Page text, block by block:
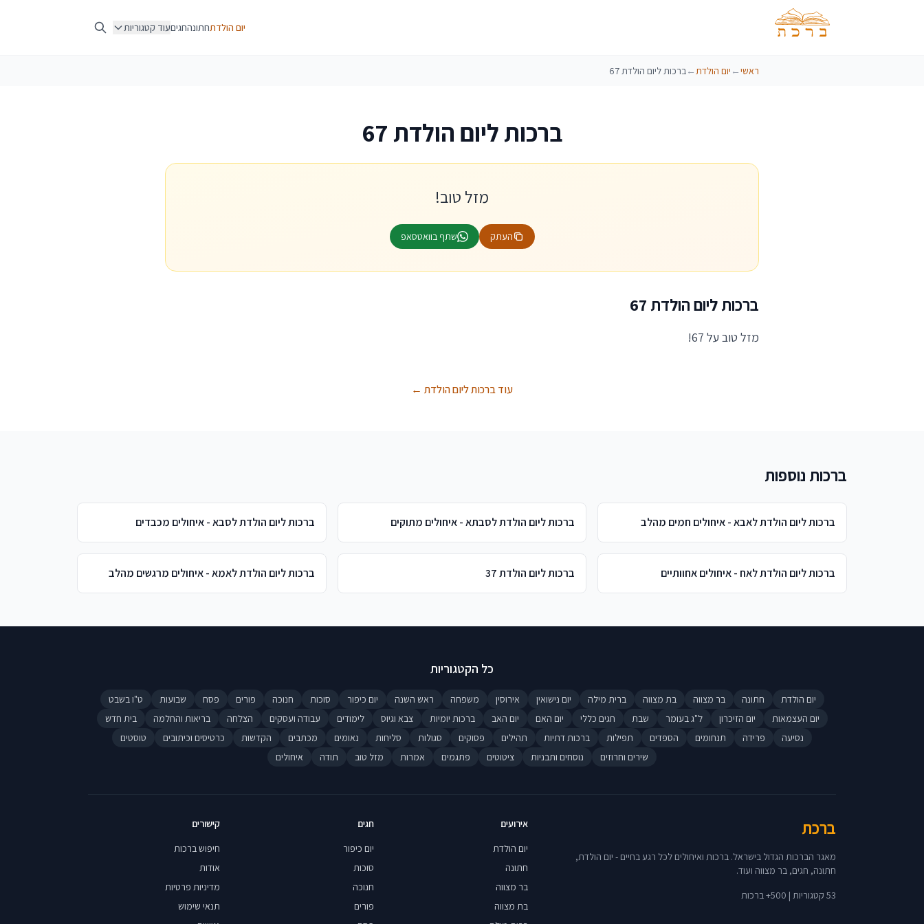
יום הולדתחתונהחגיםעוד קטגוריות
ראשי← יום הולדת←ברכות ליום הולדת 67
ברכות ליום הולדת 67
מזל טוב!
העתק שתף בוואטסאפ
ברכות ליום הולדת 67
מזל טוב על 67!
עוד ברכות ליום הולדת ←
ברכות נוספות
ברכות ליום הולדת לאבא - איחולים חמים מהלב ברכות ליום הולדת לסבתא - איחולים מתוקים ברכות ליום הולדת לסבא - איחולים מכבדים
ברכות ליום הולדת לאח - איחולים אחוותיים ברכות ליום הולדת 37 ברכות ליום הולדת לאמא - איחולים מרגשים מהלב
כל הקטגוריות
יום הולדת חתונה בר מצווה בת מצווה ברית מילה יום נישואין אירוסין משפחה ראש השנה יום כיפור סוכות חנוכה פורים פסח שבועות
ט"ו בשבט
יום העצמאות
יום הזיכרון ל"ג בעומר שבת חגים כללי יום האם יום האב ברכות יומיות צבא וגיוס לימודים עבודה ועסקים הצלחה בריאות והחלמה
בית חדש
נסיעה
פרידה תנחומים הספדים תפילות ברכות דתיות תהילים פסוקים סגולות סליחות נאומים מכתבים הקדשות כרטיסים וכיתובים
טוסטים
שירים וחרוזים
נוסחים ותבניות ציטוטים פתגמים אמרות מזל טוב תודה איחולים
ברכת
מאגר הברכות הגדול בישראל. ברכות ואיחולים לכל רגע בחיים - יום הולדת,
חתונה, חגים, בר מצווה ועוד.
53 קטגוריות | 500+ ברכות
אירועים
יום הולדת
חתונה
בר מצווה
בת מצווה
חגים
יום כיפור
סוכות
חנוכה
פורים
קישורים
חיפוש ברכות
אודות
מדיניות פרטיות
תנאי שימוש